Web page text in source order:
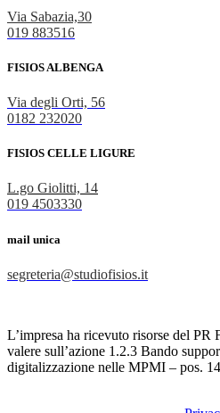
Via Sabazia,30
019 883516
FISIOS ALBENGA
Via degli Orti, 56
0182 232020
FISIOS CELLE LIGURE
L.go Giolitti, 14
019 4503330
mail unica
segreteria@studiofisios.it
L’impresa ha ricevuto risorse del
valere sull’azione 1.2.3 Bando
digitalizzazione nelle MPMI – pos.